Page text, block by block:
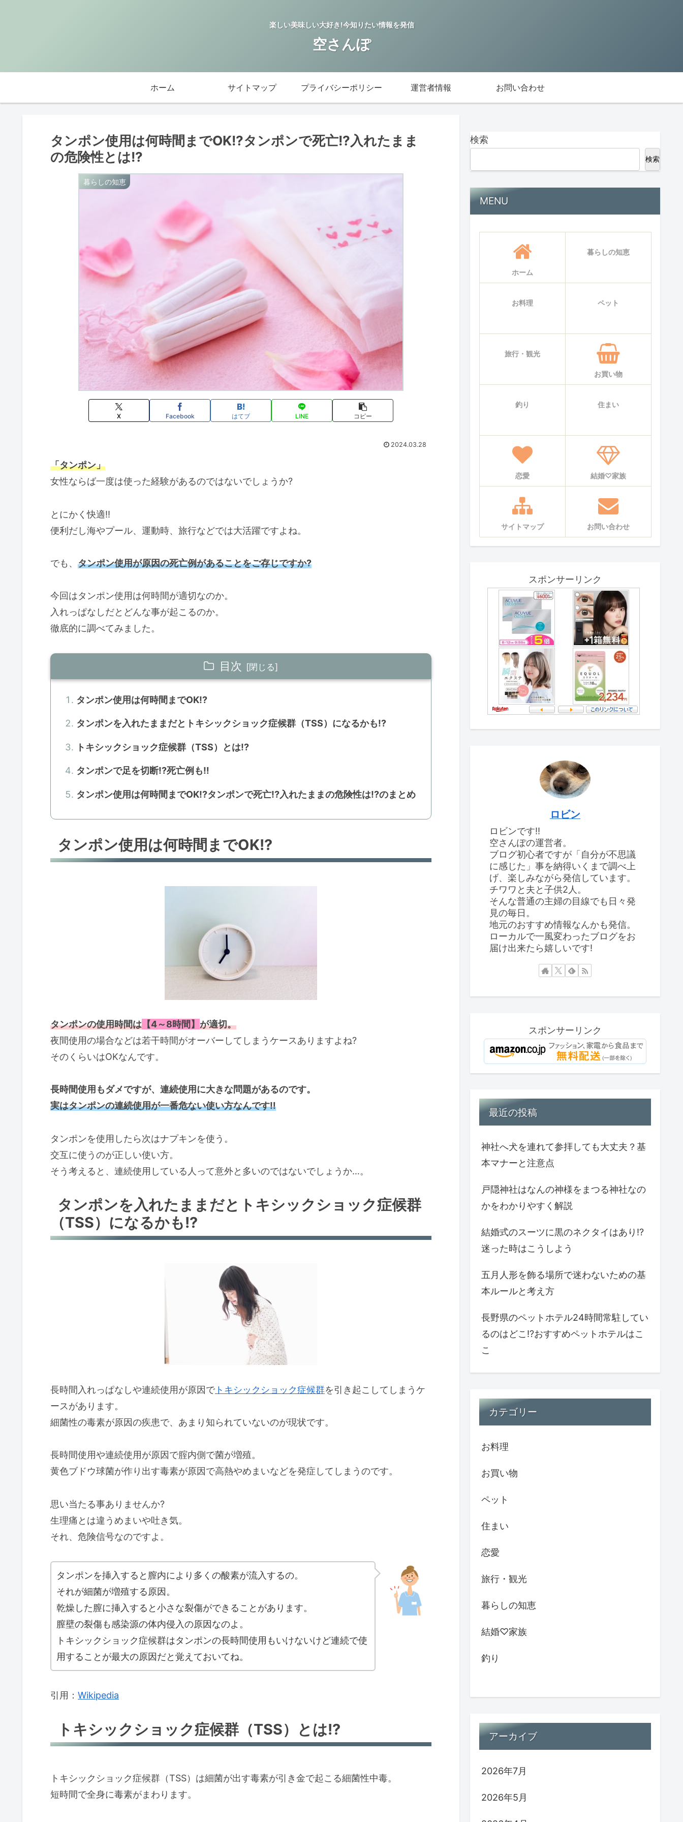
楽しい美味しい大好き!今知りたい情報を発信
空さんぽ
ホーム サイトマップ プライバシーポリシー 運営者情報 お問い合わせ
タンポン使用は何時間までOK!?タンポンで死亡!?入れたまま
の危険性とは!?
暮らしの知恵
X Facebook はてブ LINE コピー
2024.03.28
「タンポン」
女性ならば一度は使った経験があるのではないでしょうか?
とにかく快適‼
便利だし海やプール、運動時、旅行などでは大活躍ですよね。
でも、 タンポン使用が原因の死亡例があることをご存じですか?
今回はタンポン使用は何時間が適切なのか。
入れっぱなしだとどんな事が起こるのか。
徹底的に調べてみました。
目次
タンポン使用は何時間までOK!?
タンポンを入れたままだとトキシックショック症候群（TSS）になるかも!?
トキシックショック症候群（TSS）とは!?
タンポンで足を切断!?死亡例も‼
タンポン使用は何時間までOK!?タンポンで死亡!?入れたままの危険性は!?のまとめ
タンポン使用は何時間までOK!?
タンポンの使用時間は 【4～8時間】 が適切。
夜間使用の場合などは若干時間がオーバーしてしまうケースありますよね?
そのくらいはOKなんです。
長時間使用もダメですが、連続使用に大きな問題があるのです。
実はタンポンの連続使用が一番危ない使い方なんです‼
タンポンを使用したら次はナプキンを使う。
交互に使うのが正しい使い方。
そう考えると、連続使用している人って意外と多いのではないでしょうか…。
タンポンを入れたままだとトキシックショック症候群
（TSS）になるかも!?
長時間入れっぱなしや連続使用が原因でトキシックショック症候群を引き起こしてしまうケ
ースがあります。
細菌性の毒素が原因の疾患で、あまり知られていないのが現状です。
長時間使用や連続使用が原因で腟内側で菌が増殖。
黄色ブドウ球菌が作り出す毒素が原因で高熱やめまいなどを発症してしまうのです。
思い当たる事ありませんか?
生理痛とは違うめまいや吐き気。
それ、危険信号なのですよ。
タンポンを挿入すると膣内により多くの酸素が流入するの。
それが細菌が増殖する原因。
乾燥した膣に挿入すると小さな裂傷ができることがあります。
膣壁の裂傷も感染源の体内侵入の原因なのよ。
トキシックショック症候群はタンポンの長時間使用もいけないけど連続で使
用することが最大の原因だと覚えておいてね。
引用： Wikipedia
トキシックショック症候群（TSS）とは!?
トキシックショック症候群（TSS）は細菌が出す毒素が引き金で起こる細菌性中毒。
短時間で全身に毒素がまわります。
検索
検索
MENU
ホーム
暮らしの知恵
お料理 ペット
旅行・観光
お買い物
釣り 住まい
恋愛 結婚♡家族
サイトマップ お問い合わせ
スポンサーリンク
ロビン
ロビンです‼
空さんぽの運営者。
ブログ初心者ですが「自分が不思議
に感じた」事を納得いくまで調べ上
げ、楽しみながら発信しています。
チワワと夫と子供2人。
そんな普通の主婦の目線でも日々発
見の毎日。
地元のおすすめ情報なんかも発信。
ローカルで一風変わったブログをお
届け出来たら嬉しいです!
スポンサーリンク
最近の投稿
神社へ犬を連れて参拝しても大丈夫？基
本マナーと注意点
戸隠神社はなんの神様をまつる神社なの
かをわかりやすく解説
結婚式のスーツに黒のネクタイはあり!?
迷った時はこうしよう
五月人形を飾る場所で迷わないための基
本ルールと考え方
長野県のペットホテル24時間常駐してい
るのはどこ!?おすすめペットホテルはこ
こ
カテゴリー
お料理
お買い物
ペット
住まい
恋愛
旅行・観光
暮らしの知恵
結婚♡家族
釣り
アーカイブ
2026年7月
2026年5月